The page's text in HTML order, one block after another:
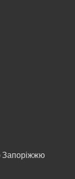
Запоріжжю